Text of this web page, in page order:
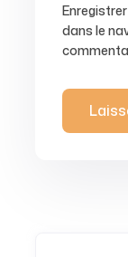
dans le